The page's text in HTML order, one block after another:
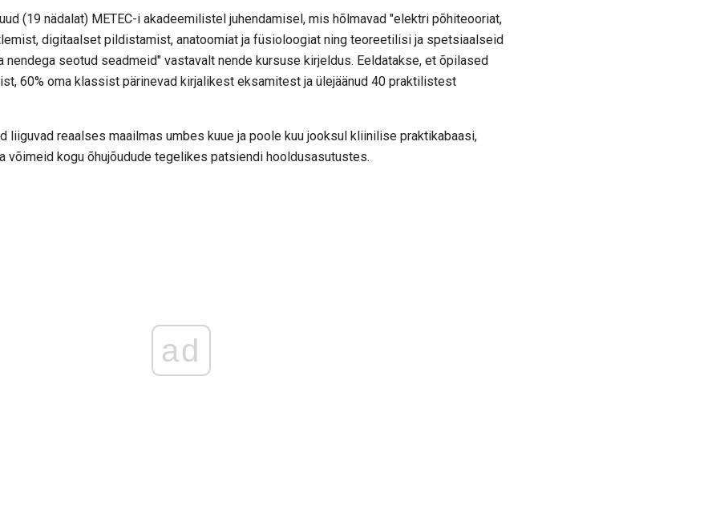
(19 nädalat) METEC-i akadeemilistel juhendamisel, mis hõlmavad "elektri põhiteooriat,
digitaalset pildistamist, anatoomiat ja füsioloogiat ning teoreetilisi ja spetsiaalseid
nendega seotud seadmeid" vastavalt nende kursuse kirjeldus. Eeldatakse, et õpilased
60% oma klassist pärinevad kirjalikest eksamitest ja ülejäänud 40 praktilistest
liiguvad reaalses maailmas umbes kuue ja poole kuu jooksul kliinilise praktikabaasi,
võimeid kogu õhujõudude tegelikes patsiendi hooldusasutustes.
ad